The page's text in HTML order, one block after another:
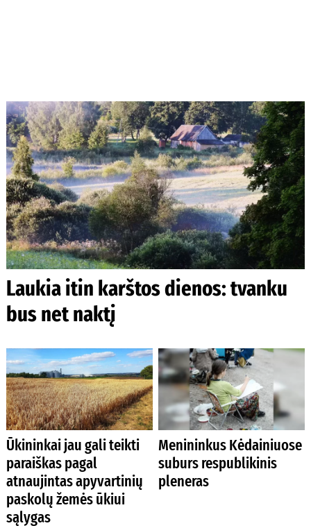
Laukia itin karštos dienos: tvanku
bus net naktį
Ūkininkai jau gali teikti
paraiškas pagal
atnaujintas apyvartinių
paskolų žemės ūkiui
sąlygas
Menininkus Kėdainiuose
suburs respublikinis
pleneras